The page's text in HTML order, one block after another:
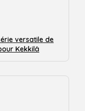
versatile de
Kekkilä